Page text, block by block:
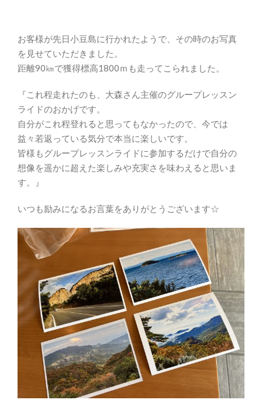
お客様が先日小豆島に行かれたようで、その時のお写真
を見せていただきました。
距離90㎞で獲得標高1800ｍも走ってこられました。
『これ程走れたのも、大森さん主催のグループレッスン
ライドのおかげです。
自分がこれ程登れると思ってもなかったので、今では
益々若返っている気分で本当に楽しいです。
皆様もグループレッスンライドに参加するだけで自分の
想像を遥かに超えた楽しみや充実さを味わえると思いま
す。』
いつも励みになるお言葉をありがとうございます☆